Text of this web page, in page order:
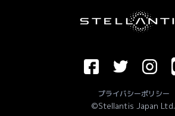
©Stellantis Japan Ltd.
プライバシーポリシー